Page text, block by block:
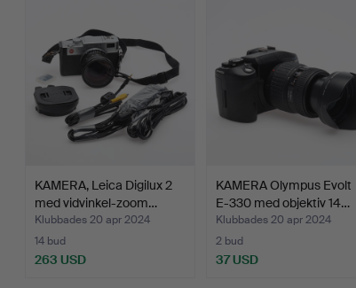
KAMERA, Leica Digilux 2
med vidvinkel-zoom…
Klubbades 20 apr 2024
14 bud
263 USD
KAMERA Olympus Evolt
E-330 med objektiv 14…
Klubbades 20 apr 2024
2 bud
37 USD